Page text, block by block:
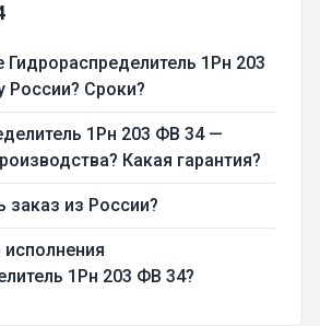
Гидрораспределитель 1Рн 203
России? Сроки?
1Рн 203 ФВ 34 —
Какая гарантия?
заказ из России?
1Рн 203 ФВ 34?